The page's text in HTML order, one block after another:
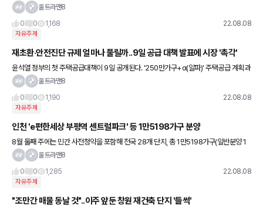
조사됐다. 직방은 2022년 하반기 청약을 준비하는 수요자 의견을 묻는 설문조사를 진행울트라맨8
0
0 1,168 22.08.08
자유주제
재초환·안전진단 규제 얼마나 풀릴까..9일 공급 대책 발표에 시장 '촉각'
윤석열 정부의 첫 주택공급대책이 9일 공개된다. '250만가구+α(알파)' 주택공급 계획과
이를 위한 초과이익환수제, 안전진단 등 재건축 규제 완화 내용도 관심이 쏠린다. 8일 부
울트라맨8
0
0 1,190 22.08.08
자유주제
인천 'e편한세상 부평역 센트럴파크' 등 1만5198가구 분양
8월 둘째 주에는 민간 사전청약을 포함해 전국 28개 단지, 총 1만5198가구(일반분양 1
만2373가구)가 분양한다. 부동산R114에 따르면 인천시 중구 운남동 ‘제일풍경채영종국
울트라맨8
0
0 1,285 22.08.08
자유주제
"조만간 매물 동날 것"..이주 앞둔 창원 재건축 단지 '들썩'